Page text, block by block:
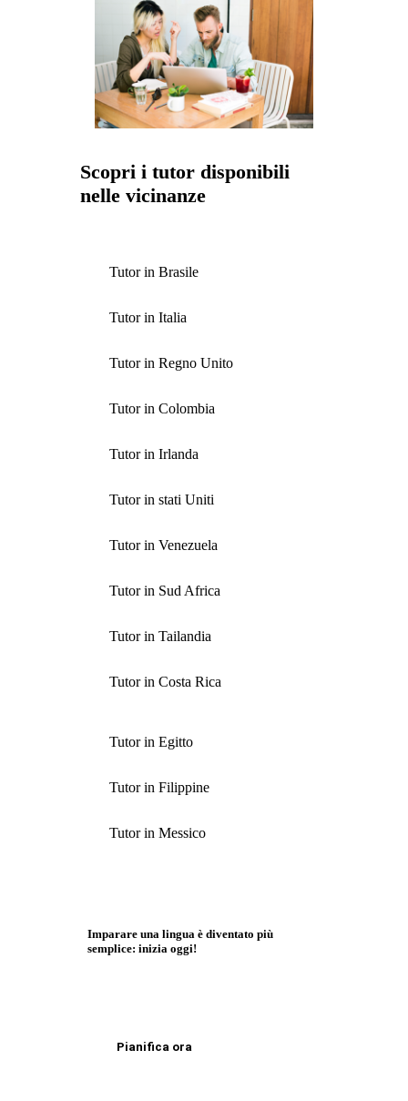
Scopri i tutor disponibili
nelle vicinanze
Tutor in Brasile
Tutor in Italia
Tutor in Regno Unito
Tutor in Colombia
Tutor in Irlanda
Tutor in stati Uniti
Tutor in Venezuela
Tutor in Sud Africa
Tutor in Tailandia
Tutor in Costa Rica
Tutor in Egitto
Tutor in Filippine
Tutor in Messico
Imparare una lingua è diventato più
semplice: inizia oggi!
Pianifica ora